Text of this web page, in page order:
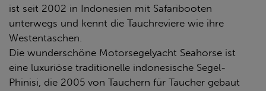
ist seit 2002 in Indonesien mit Safaribooten
unterwegs und kennt die Tauchreviere wie ihre
Westentaschen.
Die wunderschöne Motorsegelyacht Seahorse ist
eine luxuriöse traditionelle indonesische Segel-
Phinisi, die 2005 von Tauchern für Taucher gebaut